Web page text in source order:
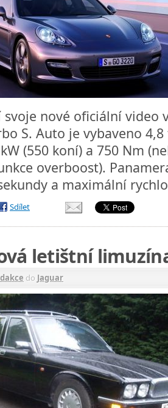
svoje nové oficiální video
S. Auto je vybaveno
(550 koní) a 750 Nm
overboost).
a maximální
Sdílet
letištní limuzína
do Jaguar